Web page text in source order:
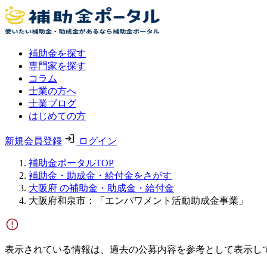
補助金を探す
専門家を探す
コラム
士業の方へ
士業ブログ
はじめての方
新規会員登録 ログイン
補助金ポータルTOP
補助金・助成金・給付金をさがす
大阪府 の補助金・助成金・給付金
大阪府和泉市：「エンパワメント活動助成金事業」
表示されている情報は、過去の公募内容を参考として表示し